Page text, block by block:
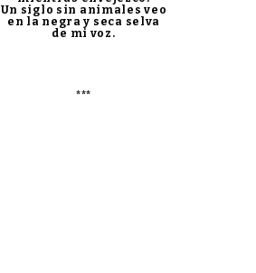
Un siglo sin animales veo
en la negra y seca selva
de mi voz.
***